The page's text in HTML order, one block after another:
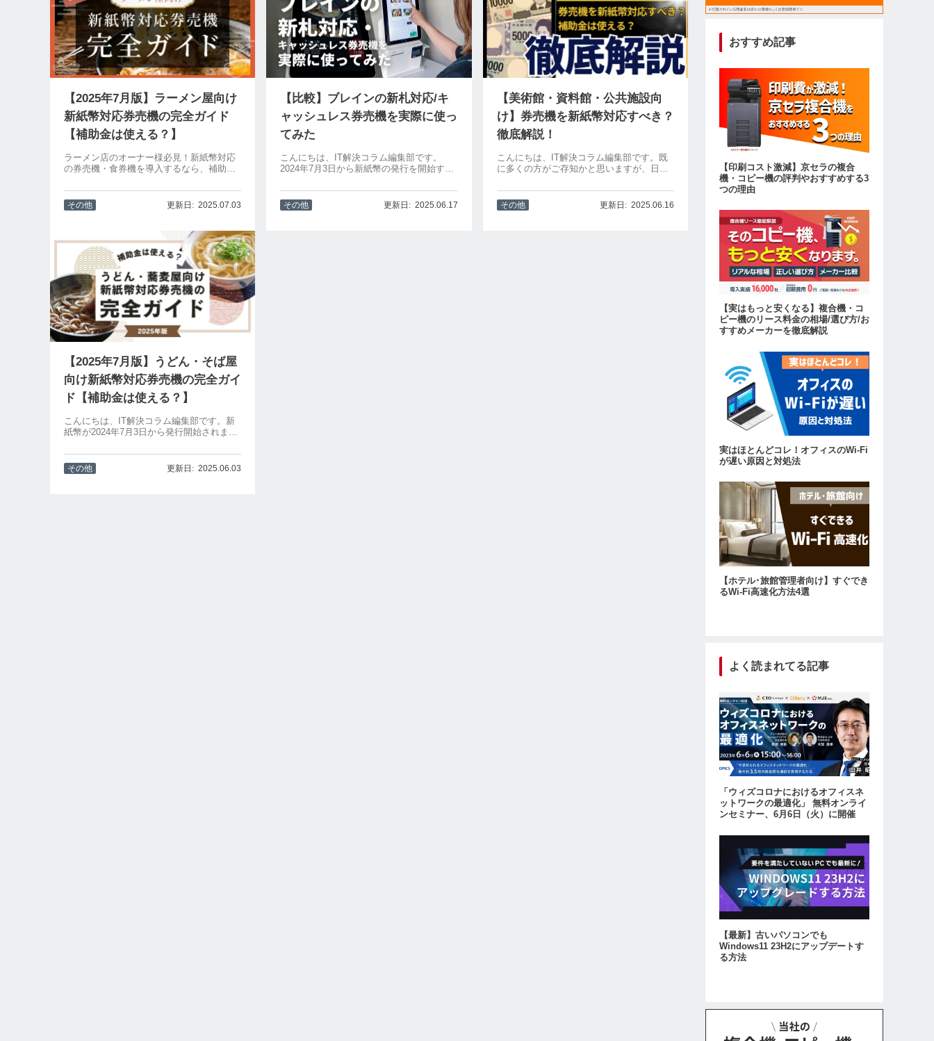
【2025年7月版】ラーメン屋向け
新紙幣対応券売機の完全ガイド
【補助金は使える？】
ラーメン店のオーナー様必見！新紙幣対応
の券売機・食券機を導入するなら、補助金
ス。最大370万円のIT導入補助金で、キャッ
シュレス対応や最新型のタッチパネル券売
機も導入可能です。お悩みの方に向けて、
の概要もわかりやすく解説します。今から
でも遅くありません！
その他 2025.07.03
【比較】ブレインの新札対応/キ
ャッシュレス券売機を実際に使っ
てみた
こんにちは、IT解決コラム編集部です。
2024年7月3日から新紙幣の発行を開始する
点で発行完了となりました。さまざまな新
札対応の券売機がある中で、以下のような
お悩みはありませんでしょうか？買い替え
その他 2025.06.17
【美術館・資料館・公共施設向
け】券売機を新紙幣対応すべき？
徹底解説！
こんにちは、IT解決コラム編集部です。既
に多くの方がご存知かと思いますが、日本
始する」と発表しました。紙幣の刷新は
2004年以来20年ぶりとなります。美術館、
博物館、水族館、科学館、資料館、ミュ
その他 2025.06.16
【2025年7月版】うどん・そば屋
向け新紙幣対応券売機の完全ガイ
ド【補助金は使える？】
こんにちは、IT解決コラム編集部です。新
紙幣が2024年7月3日から発行開始されまし
麦屋は食券機を利用して会計を自動化して
いることが多い業種。新紙幣対応券売機の
導入にあたり、以下のように悩まれている
その他 2025.06.03
おすすめ記事
【印刷コスト激減】京セラの複合
機・コピー機の評判やおすすめする3
つの理由
【実はもっと安くなる】複合機・コ
ピー機のリース料金の相場/選び方/お
すすめメーカーを徹底解説
実はほとんどコレ！オフィスのWi-Fi
が遅い原因と対処法
【ホテル･旅館管理者向け】すぐでき
るWi-Fi高速化方法4選
よく読まれてる記事
「ウィズコロナにおけるオフィスネ
ットワークの最適化」 無料オンライ
ンセミナー、6月6日（火）に開催
【最新】古いパソコンでも
Windows11 23H2にアップデートす
る方法